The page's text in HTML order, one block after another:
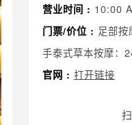
营业时间 : 10:00
门票/价位 : 足部
手泰式草本按摩：
官网 : 打开链接